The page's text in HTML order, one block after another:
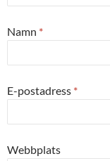
Namn *
E-postadress *
Webbplats